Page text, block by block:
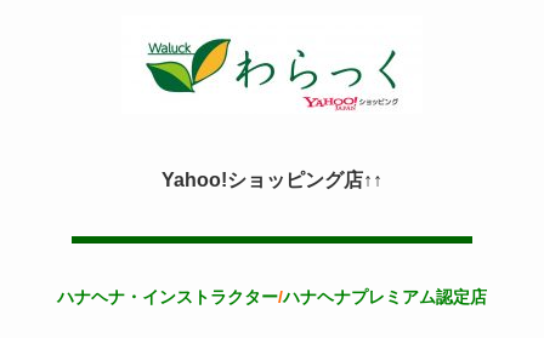
Yahoo!ショッピング店↑↑
ハナヘナ・インストラクター/ハナヘナプレミアム認定店